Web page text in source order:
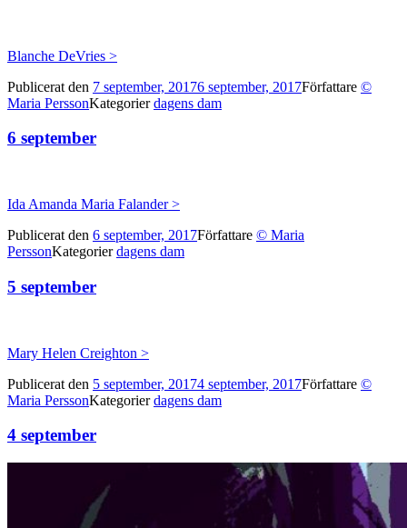
Blanche DeVries >
Publicerat den 7 september, 20176 september, 2017Författare ©
Maria PerssonKategorier dagens dam
6 september
Ida Amanda Maria Falander >
Publicerat den 6 september, 2017Författare © Maria
PerssonKategorier dagens dam
5 september
Mary Helen Creighton >
Publicerat den 5 september, 20174 september, 2017Författare ©
Maria PerssonKategorier dagens dam
4 september